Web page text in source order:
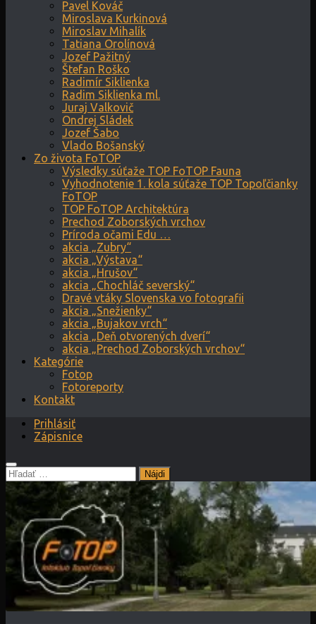
Pavel Kováč
Miroslava Kurkinová
Miroslav Mihalík
Tatiana Orolínová
Jozef Pažitný
Štefan Roško
Radimír Siklienka
Radim Siklienka ml.
Juraj Valkovič
Ondrej Sládek
Jozef Šabo
Vlado Bošanský
Zo života FoTOP
Výsledky súťaže TOP FoTOP Fauna
Vyhodnotenie 1. kola súťaže TOP Topoľčianky
FoTOP
TOP FoTOP Architektúra
Prechod Zoborských vrchov
Príroda očami Edu …
akcia „Zubry“
akcia „Výstava“
akcia „Hrušov“
akcia „Chochláč severský“
Dravé vtáky Slovenska vo fotografii
akcia „Snežienky“
akcia „Bujakov vrch“
akcia „Deň otvorených dverí“
akcia „Prechod Zoborských vrchov“
Kategórie
Fotop
Fotoreporty
Kontakt
Prihlásiť
Zápisnice
Hľadať: